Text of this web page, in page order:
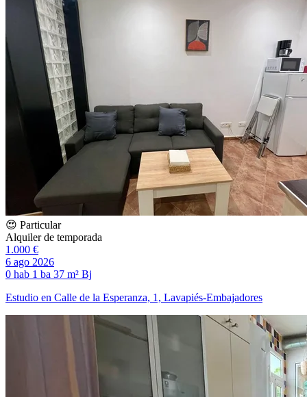
😍 Particular
Alquiler de temporada
1.000 €
6 ago 2026
0 hab 1 ba 37 m² Bj
Estudio en Calle de la Esperanza, 1, Lavapiés-Embajadores